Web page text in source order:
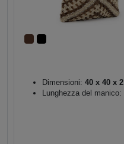
Dimensioni: 40 x 40 x
Lunghezza del manico: